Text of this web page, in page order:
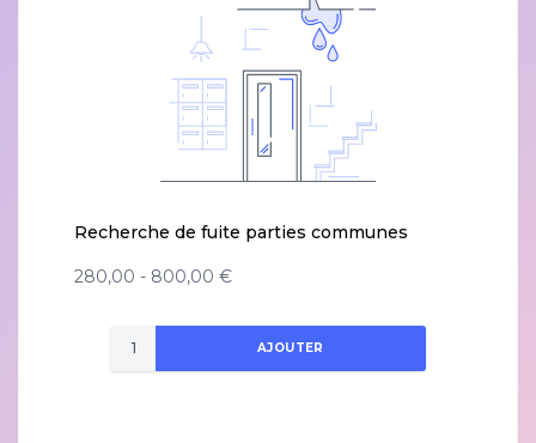
Recherche de fuite parties communes
280,00 - 800,00 €
AJOUTER